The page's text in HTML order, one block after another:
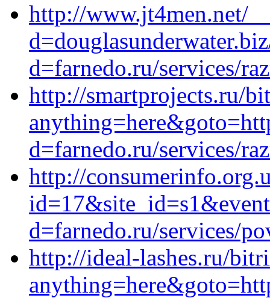
http://www.jt4men.net/
d=farnedo.ru/services/
http://smartprojects.ru/
d=farnedo.ru/services/
http://
d=farnedo.ru/services/
http://ideal-lashes.ru/